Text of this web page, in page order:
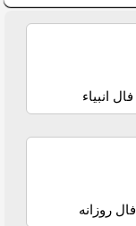
فال انبیاء
فال روزانه